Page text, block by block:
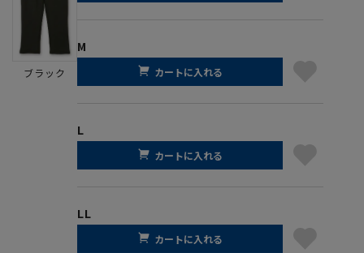
ブラック
M
カートに入れる
L
カートに入れる
LL
カートに入れる